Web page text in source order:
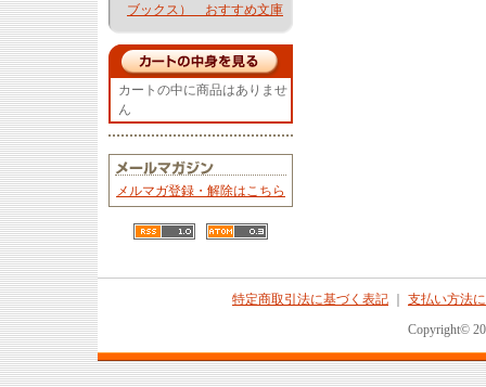
ブックス） おすすめ文庫
カートの中に商品はありませ
ん
メルマガ登録・解除はこちら
特定商取引法に基づく表記
支払い方法
Copyright©